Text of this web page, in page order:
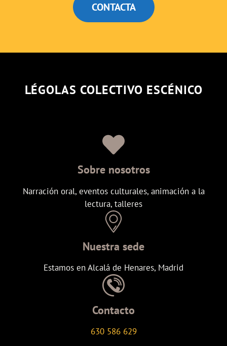
CONTACTA
LÉGOLAS COLECTIVO ESCÉNICO
Sobre nosotros
Narración oral, eventos culturales, animación a la
lectura, talleres
Nuestra sede
Estamos en Alcalá de Henares, Madrid
Contacto
630 586 629